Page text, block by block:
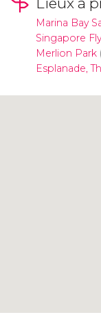
Marina Bay
Singapore
Merlion Park
Esplanade,